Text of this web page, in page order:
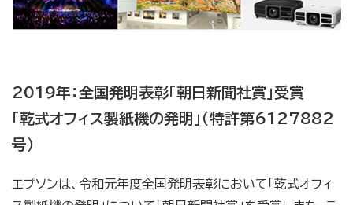
2019年：全国発明表彰「朝日新聞社賞」受賞
「乾式オフィス製紙機の発明」（特許第6127882
号）
エプソンは、令和元年度全国発明表彰において「乾式オフィ